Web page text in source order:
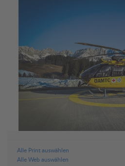
Alle Print auswählen
Alle Web auswählen